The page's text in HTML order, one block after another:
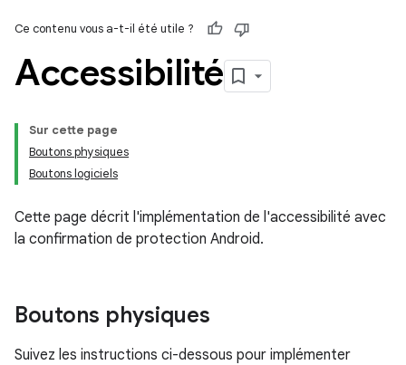
Ce contenu vous a-t-il été utile ?
Accessibilité
Sur cette page
Boutons physiques
Boutons logiciels
Cette page décrit l'implémentation de l'accessibilité avec
la confirmation de protection Android.
Boutons physiques
Suivez les instructions ci-dessous pour implémenter